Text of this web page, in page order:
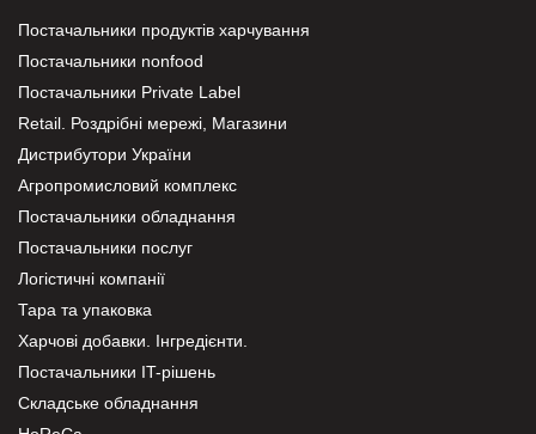
Постачальники продуктів харчування
Постачальники nonfood
Постачальники Private Label
Retail. Роздрібні мережі, Магазини
Дистрибутори України
Агропромисловий комплекс
Постачальники обладнання
Постачальники послуг
Логістичні компанії
Тара та упаковка
Харчові добавки. Інгредієнти.
Постачальники IT-рішень
Складське обладнання